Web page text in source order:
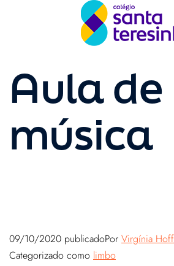
Aula de
música
09/10/2020 publicadoPor Virgínia
Categorizado como limbo